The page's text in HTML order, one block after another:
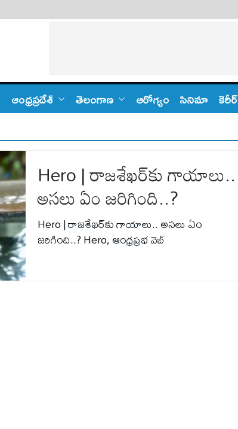
ఆంధ్ర‌ప్ర‌దేశ్ తెలంగాణ‌ ఆరోగ్యం సినిమా కెరీర్
Hero | రాజశేఖర్‌కు గాయాలు..
అసలు ఏం జరిగింది..?
Hero | రాజశేఖర్‌కు గాయాలు.. అసలు ఏం
జరిగింది..? Hero, ఆంధ్రప్రభ వెబ్